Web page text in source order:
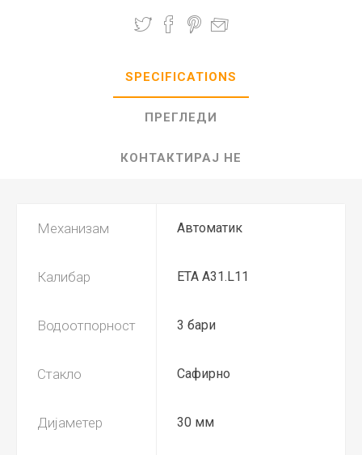
SPECIFICATIONS
ПРЕГЛЕДИ
КОНТАКТИРАЈ НЕ
Механизам Автоматик
Калибар ETA A31.L11
Водоотпорност 3 бари
Стакло Сафирно
Дијаметер 30 мм